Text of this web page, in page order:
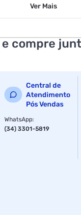
Ver Mais
compre
Central de
Atendimento
Pós Vendas
WhatsApp:
(34) 3301-5819